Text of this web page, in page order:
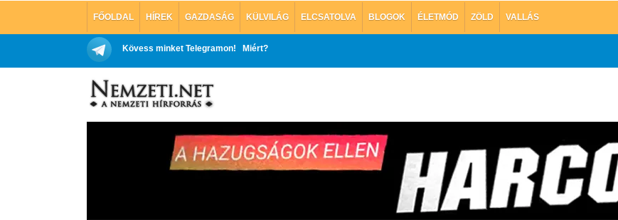
FŐOLDAL HÍREK GAZDASÁG KÜLVILÁG ELCSATOLVA BLOGOK ÉLETMÓD ZÖLD VALLÁS
Kövess minket Telegramon! Miért?